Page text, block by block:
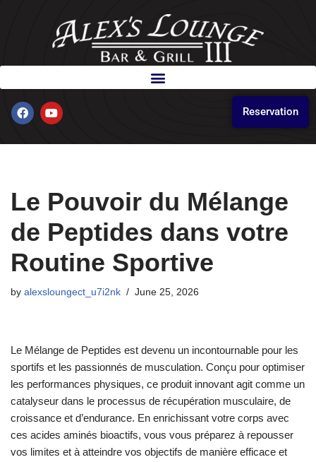
Reservation
Le Pouvoir du Mélange
de Peptides dans votre
Routine Sportive
by alexsloungect_u7i2nk June 25, 2026
Le Mélange de Peptides est devenu un incontournable pour les
sportifs et les passionnés de musculation. Conçu pour optimiser
les performances physiques, ce produit innovant agit comme un
catalyseur dans le processus de récupération musculaire, de
croissance et d’endurance. En enrichissant votre corps avec
ces acides aminés bioactifs, vous vous préparez à repousser
vos limites et à atteindre vos objectifs de manière efficace et